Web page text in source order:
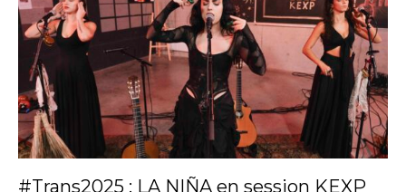
#Trans2025 : LA NIÑA en session KEXP